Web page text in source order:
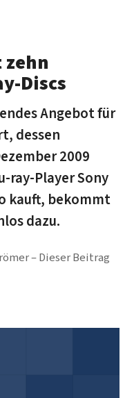
Discs
Angebot für
dessen
2009
ray-Player Sony
kauft, bekommt
dazu.
Dieser Beitrag